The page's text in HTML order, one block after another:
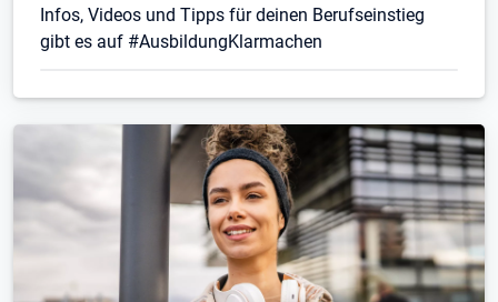
Infos, Videos und Tipps für deinen Berufseinstieg
gibt es auf #AusbildungKlarmachen